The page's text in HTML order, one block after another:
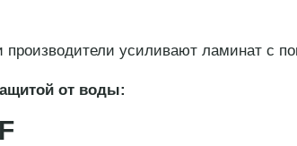
производители усиливают ламинат с
от воды: